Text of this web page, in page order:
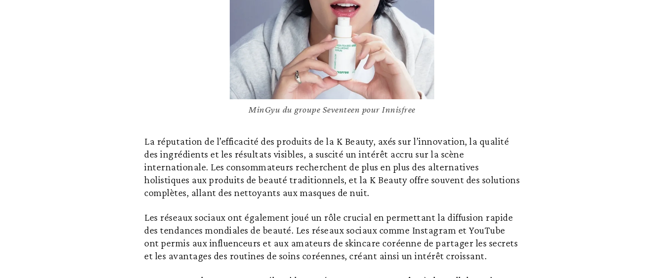
MinGyu du groupe Seventeen pour Innisfree
La réputation de l’efficacité des produits de la K Beauty, axés sur l’innovation, la qualité
des ingrédients et les résultats visibles, a suscité un intérêt accru sur la scène
internationale. Les consommateurs recherchent de plus en plus des alternatives
holistiques aux produits de beauté traditionnels, et la K Beauty offre souvent des solutions
complètes, allant des nettoyants aux masques de nuit.
Les réseaux sociaux ont également joué un rôle crucial en permettant la diffusion rapide
des tendances mondiales de beauté. Les réseaux sociaux comme Instagram et YouTube
ont permis aux influenceurs et aux amateurs de skincare coréenne de partager les secrets
et les avantages des routines de soins coréennes, créant ainsi un intérêt croissant.